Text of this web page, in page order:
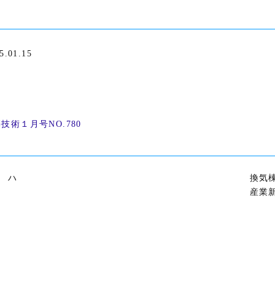
ハ
換気
産業